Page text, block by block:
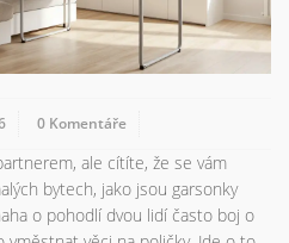
0 Komentáře
ale cítíte, že se vám
bytech, jako jsou garsonky
o pohodlí dvou lidí často boj o